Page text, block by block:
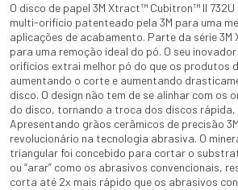
O disco de papel 3M Xtract™ Cubitron™ II
multi-orifício patenteado pela 3M para uma
aplicações de acabamento. Parte da série
para uma remoção ideal do pó. O seu
orifícios extrai melhor pó do que os produtos
aumentando o corte e aumentando
disco. O design não tem de se alinhar com os
do disco, tornando a troca dos discos rápida,
Apresentando grãos cerâmicos de precisão
revolucionário na tecnologia abrasiva. O
triangular foi concebido para cortar o
ou “arar” como os abrasivos convencionais,
corta até 2x mais rápido que os abrasivos